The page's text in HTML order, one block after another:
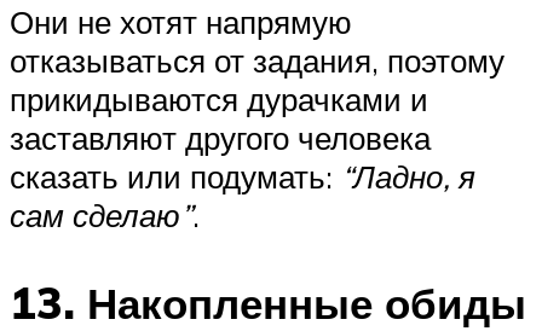
Они не хотят напрямую
отказываться от задания, поэтому
прикидываются дурачками и
заставляют другого человека
сказать или подумать: “Ладно, я
сам сделаю”.
13. Накопленные обиды